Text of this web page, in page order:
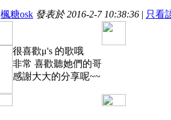
楓糖osk 發表於 2016-2-7 10:38:36 | 只看
很喜歡μ's 的歌哦
非常 喜歡聽她們的哥
感謝大大的分享呢~~